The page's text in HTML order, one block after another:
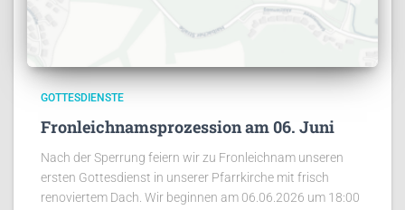
GOTTESDIENSTE
Fronleichnamsprozession am 06. Juni
Nach der Sperrung feiern wir zu Fronleichnam unseren
ersten Gottesdienst in unserer Pfarrkirche mit frisch
renoviertem Dach. Wir beginnen am 06.06.2026 um 18:00